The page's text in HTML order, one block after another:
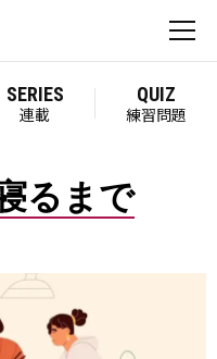
SERIES
連載
QUIZ
練習問題
るまで